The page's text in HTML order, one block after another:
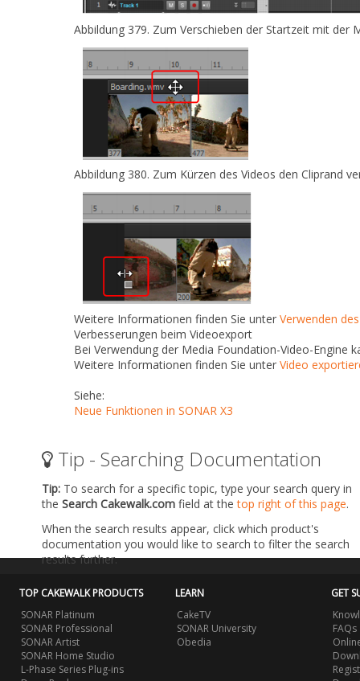
Abbildung 379. Zum Verschieben der Startzeit mit der
Abbildung 380. Zum Kürzen des Videos den Cliprand
Weitere Informationen finden Sie unter Verwenden
Verbesserungen beim Videoexport
Bei Verwendung der Media Foundation-Video-Engine
Weitere Informationen finden Sie unter Video
Siehe:
Neue Funktionen in SONAR X3
Tip - Searching Documentation
Tip: To search for a specific topic, type your search query in
the Search Cakewalk.com field at thetop right of this page.
When the search results appear, click which product's
documentation you would like to search to filter the search
results further.
TOP CAKEWALK PRODUCTS
SONAR Platinum
SONAR Professional
SONAR Artist
SONAR Home Studio
L-Phase Series Plug-ins
LEARN
CakeTV
SONAR University
Obedia
GET
FAQs